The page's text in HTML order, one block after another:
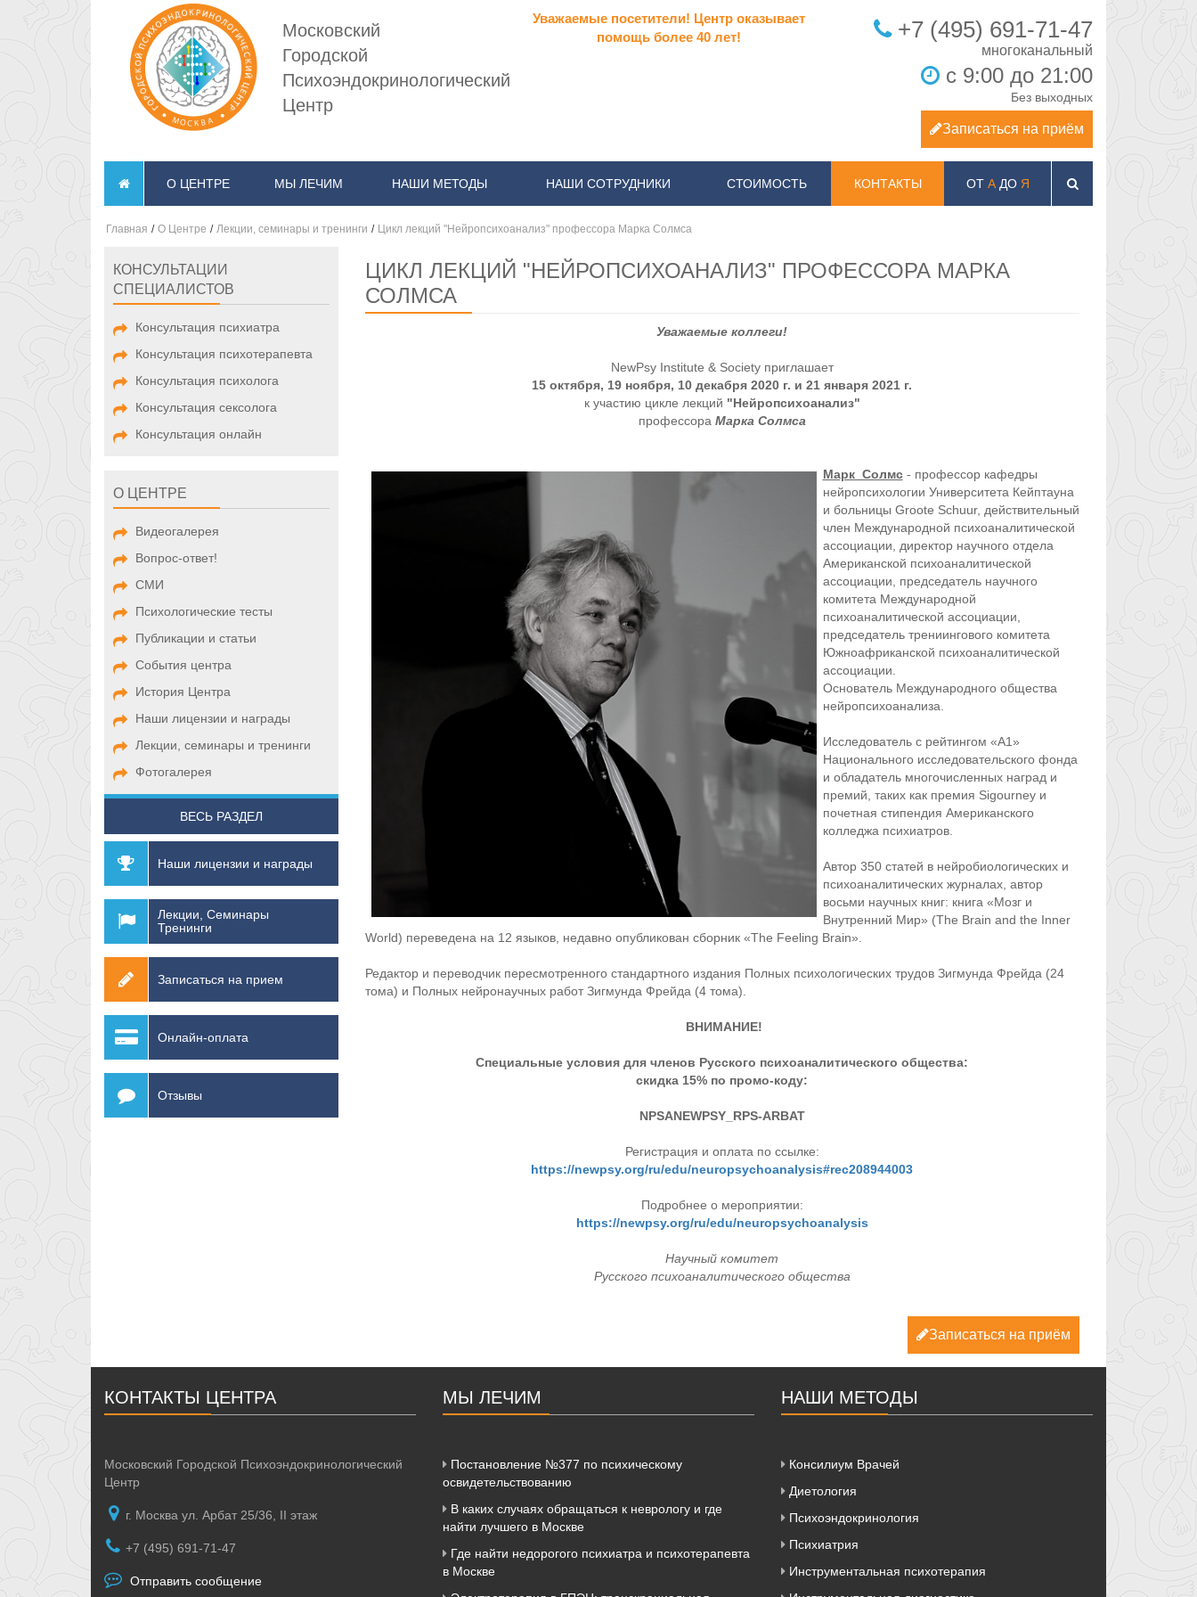
Московский
Городской
Психоэндокринологический
Центр
Уважаемые посетители! Центр оказывает
помощь более 40 лет!
+7 (495) 691-71-47
с 9:00 до 21:00
Без выходных
Записаться на приём
О ЦЕНТРЕ МЫ ЛЕЧИМ НАШИ МЕТОДЫ НАШИ СОТРУДНИКИ СТОИМОСТЬ КОНТАКТЫ ОТ АДО Я
Главная / О Центре / Лекции, семинары и тренинги / Цикл лекций "Нейропсихоанализ" профессора Марка Солмса
КОНСУЛЬТАЦИИ
СПЕЦИАЛИСТОВ
Консультация психиатра
Консультация психотерапевта
Консультация психолога
Консультация сексолога
Консультация онлайн
О ЦЕНТРЕ
Видеогалерея
Вопрос-ответ!
СМИ
Психологические тесты
Публикации и статьи
События центра
История Центра
Наши лицензии и награды
Лекции, семинары и тренинги
Фотогалерея
ВЕСЬ РАЗДЕЛ
Наши лицензии и награды
Лекции, Семинары
Тренинги
Записаться на прием
Онлайн-оплата
Отзывы
ЦИКЛ ЛЕКЦИЙ "НЕЙРОПСИХОАНАЛИЗ" ПРОФЕССОРА МАРКА
СОЛМСА
Уважаемые коллеги!
NewPsy Institute & Society приглашает
15 октября, 19 ноября, 10 декабря 2020 г. и 21 января 2021 г.
к участию цикле лекций "Нейропсихоанализ"
профессора Марка Солмса
Марк Солмс- профессор кафедры
нейропсихологии Университета Кейптауна
и больницы Groote Schuur, действительный
член Международной психоаналитической
ассоциации, директор научного отдела
Американской психоаналитической
ассоциации, председатель научного
комитета Международной
психоаналитической ассоциации,
председатель трениингового комитета
Южноафриканской психоаналитической
ассоциации.
Основатель Международного общества
нейропсихоанализа.
Исследователь с рейтингом «А1»
Национального исследовательского фонда
и обладатель многочисленных наград и
премий, таких как премия Sigourney и
почетная стипендия Американского
колледжа психиатров.
Автор 350 статей в нейробиологических и
психоаналитических журналах, автор
восьми научных книг: книга «Мозг и
Внутренний Мир» (The Brain and the Inner
World) переведена на 12 языков, недавно опубликован сборник «The Feeling Brain».
Редактор и переводчик пересмотренного стандартного издания Полных психологических трудов Зигмунда Фрейда (24
тома) и Полных нейронаучных работ Зигмунда Фрейда (4 тома).
ВНИМАНИЕ!
Специальные условия для членов Русского психоаналитического общества:
скидка 15% по промо-коду:
NPSANEWPSY_RPS-ARBAT
Регистрация и оплата по ссылке:
https://newpsy.org/ru/edu/neuropsychoanalysis#rec208944003
Подробнее о мероприятии:
https://newpsy.org/ru/edu/neuropsychoanalysis
Научный комитет
Русского психоаналитического общества
Записаться на приём
КОНТАКТЫ ЦЕНТРА
Московский Городской Психоэндокринологический
Центр
г. Москва ул. Арбат 25/36, II этаж
+7 (495) 691-71-47
Отправить сообщение
МЫ ЛЕЧИМ
Постановление №377 по психическому
освидетельствованию
В каких случаях обращаться к неврологу и где
найти лучшего в Москве
Где найти недорогого психиатра и психотерапевта
в Москве
НАШИ МЕТОДЫ
Консилиум Врачей
Диетология
Психоэндокринология
Психиатрия
Инструментальная психотерапия